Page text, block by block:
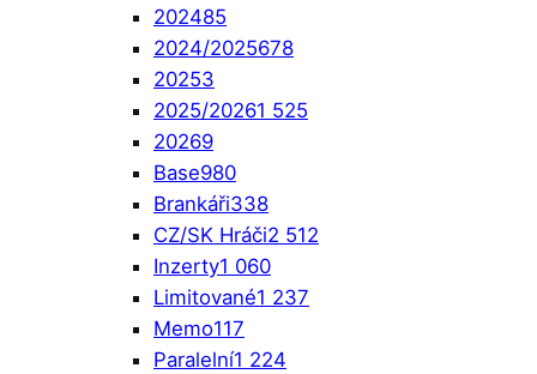
202485
2024/2025678
20253
2025/20261 525
20269
Base980
Brankáři338
CZ/SK Hráči2 512
Inzerty1 060
Limitované1 237
Memo117
Paralelní1 224